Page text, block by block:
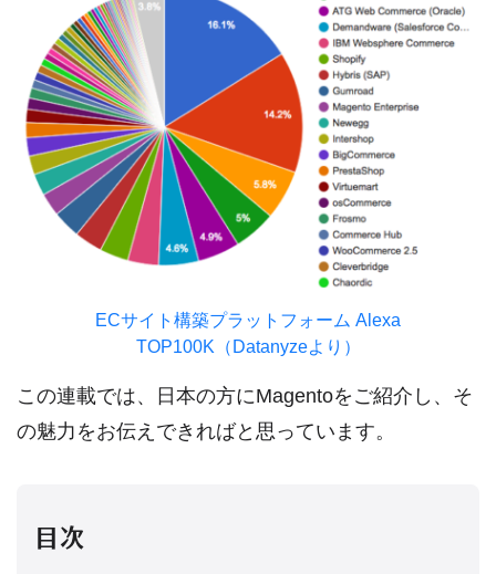
ECサイト構築プラットフォーム Alexa
TOP100K（Datanyzeより）
この連載では、日本の方にMagentoをご紹介し、そ
の魅力をお伝えできればと思っています。
目次